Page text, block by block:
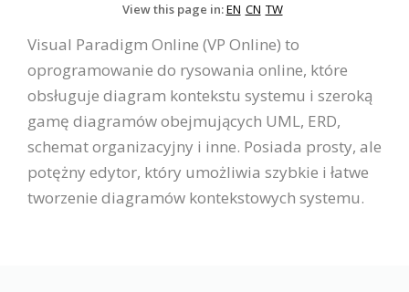
View this page in:EN CN TW
Visual Paradigm Online (VP Online) to
oprogramowanie do rysowania online, które
obsługuje diagram kontekstu systemu i szeroką
gamę diagramów obejmujących UML, ERD,
schemat organizacyjny i inne. Posiada prosty, ale
potężny edytor, który umożliwia szybkie i łatwe
tworzenie diagramów kontekstowych systemu.